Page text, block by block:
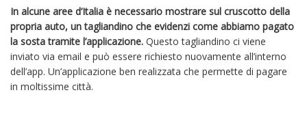
In alcune aree d’Italia è necessario mostrare sul cruscotto della
propria auto, un tagliandino che evidenzi come abbiamo pagato
la sosta tramite l’applicazione. Questo tagliandino ci viene
inviato via email e può essere richiesto nuovamente all’interno
dell’app. Un’applicazione ben realizzata che permette di pagare
in moltissime città.